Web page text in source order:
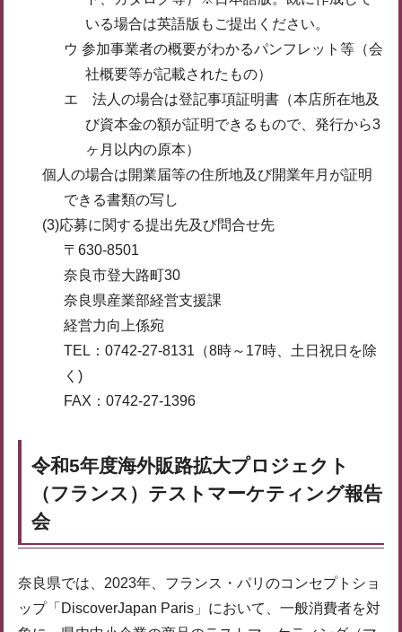
いる場合は英語版もご提出ください。
ウ 参加事業者の概要がわかるパンフレット等（会
社概要等が記載されたもの）
エ 法人の場合は登記事項証明書（本店所在地及
び資本金の額が証明できるもので、発行から3
ヶ月以内の原本）
個人の場合は開業届等の住所地及び開業年月が証明
できる書類の写し
(3)応募に関する提出先及び問合せ先
〒630-8501
奈良市登大路町30
奈良県産業部経営支援課
経営力向上係宛
TEL：0742-27-8131（8時～17時、土日祝日を除
く)
FAX：0742-27-1396
令和5年度海外販路拡大プロジェクト
（フランス）テストマーケティング報告
会
奈良県では、2023年、フランス・パリのコンセプトショ
ップ「DiscoverJapan Paris」において、一般消費者を対